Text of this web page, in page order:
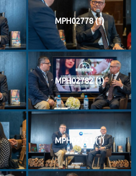
MPH02778 (1)
MPH02782 (1)
MPH02751 (1)